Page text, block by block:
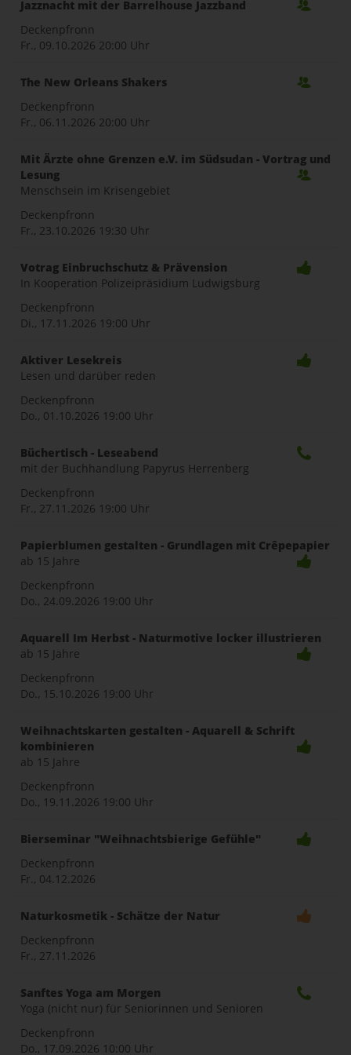
Jazznacht mit der Barrelhouse Jazzband
Deckenpfronn
Fr., 09.10.2026 20:00 Uhr
The New Orleans Shakers
Deckenpfronn
Fr., 06.11.2026 20:00 Uhr
Mit Ärzte ohne Grenzen e.V. im Südsudan - Vortrag und
Lesung
Menschsein im Krisengebiet
Deckenpfronn
Fr., 23.10.2026 19:30 Uhr
Votrag Einbruchschutz & Prävension
In Kooperation Polizeipräsidium Ludwigsburg
Deckenpfronn
Di., 17.11.2026 19:00 Uhr
Aktiver Lesekreis
Lesen und darüber reden
Deckenpfronn
Do., 01.10.2026 19:00 Uhr
Büchertisch - Leseabend
mit der Buchhandlung Papyrus Herrenberg
Deckenpfronn
Fr., 27.11.2026 19:00 Uhr
Papierblumen gestalten - Grundlagen mit Crêpepapier
ab 15 Jahre
Deckenpfronn
Do., 24.09.2026 19:00 Uhr
Aquarell Im Herbst - Naturmotive locker illustrieren
ab 15 Jahre
Deckenpfronn
Do., 15.10.2026 19:00 Uhr
Weihnachtskarten gestalten - Aquarell & Schrift
kombinieren
ab 15 Jahre
Deckenpfronn
Do., 19.11.2026 19:00 Uhr
Bierseminar "Weihnachtsbierige Gefühle"
Deckenpfronn
Fr., 04.12.2026
Naturkosmetik - Schätze der Natur
Deckenpfronn
Fr., 27.11.2026
Sanftes Yoga am Morgen
Yoga (nicht nur) für Seniorinnen und Senioren
Deckenpfronn
Do., 17.09.2026 10:00 Uhr